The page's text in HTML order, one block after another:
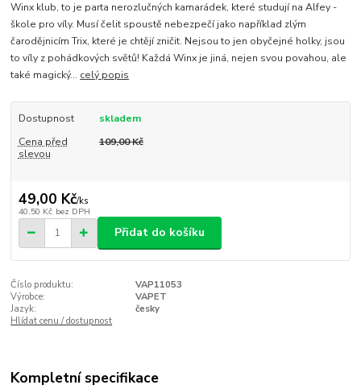
Winx klub, to je parta nerozlučných kamarádek, které studují na Alfey -
škole pro víly. Musí čelit spoustě nebezpečí jako například zlým
čarodějnicím Trix, které je chtějí zničit. Nejsou to jen obyčejné holky, jsou
to víly z pohádkových světů! Každá Winx je jiná, nejen svou povahou, ale
také magický... celý popis
Dostupnost
skladem
Cena před
slevou
109,00 Kč
49,00 Kč/ks
40,50 Kč bez DPH
Přidat do košíku
Číslo produktu:
VAP11053
Výrobce:
VAPET
Jazyk:
česky
Hlídat cenu / dostupnost
Kompletní specifikace